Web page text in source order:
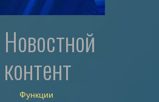
новостной
контент
Функции